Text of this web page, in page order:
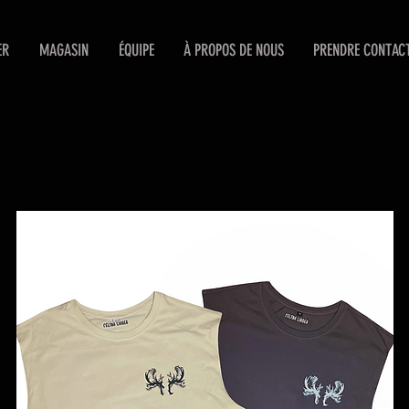
MAGASIN ÉQUIPE À PROPOS DE NOUS PRENDRE